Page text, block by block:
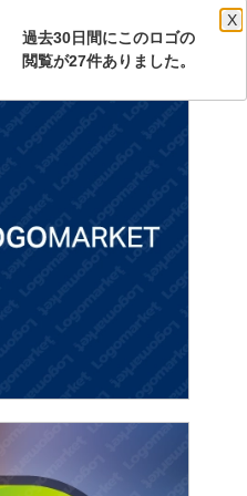
過去30日間にこのロゴの
X
閲覧が27件ありました。